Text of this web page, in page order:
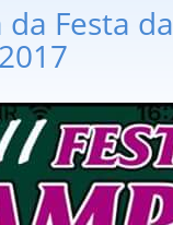
Festa da